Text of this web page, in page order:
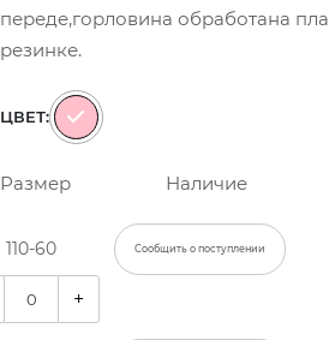
переде,горловина обработана
резинке.
ЦВЕТ:
Размер Наличие
110-60 Сообщить о поступлении
+